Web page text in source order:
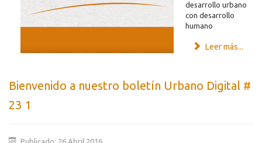
desarrollo urbano
con desarrollo
humano
Leer más...
Bienvenido a nuestro boletín Urbano Digital #
23 1